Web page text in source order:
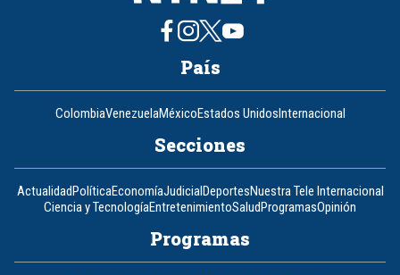
País
ColombiaVenezuelaMéxicoEstados UnidosInternacional
Secciones
ActualidadPolíticaEconomíaJudicialDeportesNuestra Tele Internacional
Ciencia y TecnologíaEntretenimientoSaludProgramasOpinión
Programas